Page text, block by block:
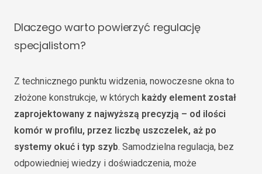
Dlaczego warto powierzyć regulację
specjalistom?
Z technicznego punktu widzenia, nowoczesne okna to
złożone konstrukcje, w których każdy element został
zaprojektowany z najwyższą precyzją – od ilości
komór w profilu, przez liczbę uszczelek, aż po
systemy okuć i typ szyb. Samodzielna regulacja, bez
odpowiedniej wiedzy i doświadczenia, może